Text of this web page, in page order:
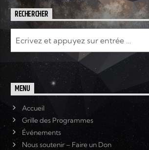
RECHERCHER
MENU
Accueil
Grille des Programmes
Événements
Nous soutenir – Faire un Don